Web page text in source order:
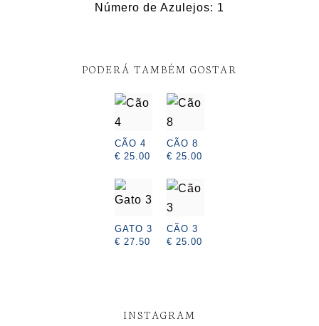
Número de Azulejos: 1
PODERÁ TAMBÉM GOSTAR
CÃO 4
€ 25.00
CÃO 8
€ 25.00
GATO 3
€ 27.50
CÃO 3
€ 25.00
INSTAGRAM